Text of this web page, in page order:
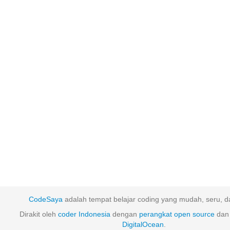
CodeSaya adalah tempat belajar coding yang mudah, seru,
Dirakit oleh coder Indonesia dengan perangkat open source
DigitalOcean